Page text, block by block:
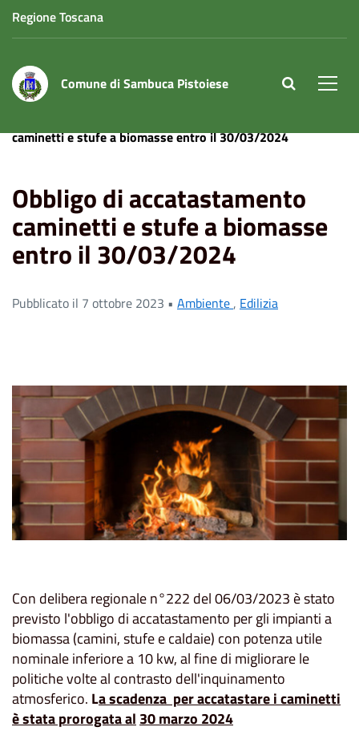
Regione Toscana
Comune di Sambuca Pistoiese site.searc
caminetti e stufe a biomasse entro il 30/03/2024
Obbligo di accatastamento
caminetti e stufe a biomasse
entro il 30/03/2024
Pubblicato il 7 ottobre 2023 • Ambiente, Edilizia
Con delibera regionale n°222 del 06/03/2023 è stato
previsto l'obbligo di accatastamento per gli impianti a
biomassa (camini, stufe e caldaie) con potenza utile
nominale inferiore a 10 kw, al fine di migliorare le
politiche volte al contrasto dell'inquinamento
atmosferico. La scadenza per accatastare i caminetti
è stata prorogata al 30 marzo 2024